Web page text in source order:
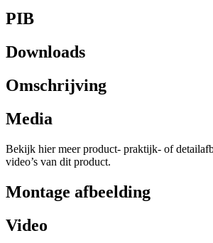
PIB
Downloads
Omschrijving
Media
Bekijk hier meer product- praktijk- of
video’s van dit product.
Montage afbeelding
Video